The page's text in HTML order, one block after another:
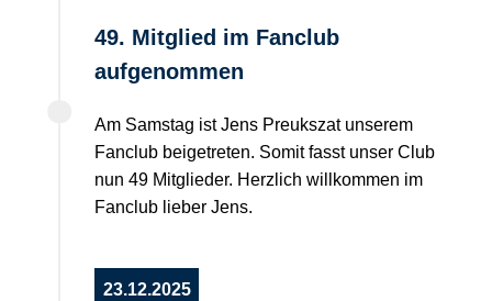
49. Mitglied im Fanclub
aufgenommen
Am Samstag ist Jens Preukszat unserem
Fanclub beigetreten. Somit fasst unser Club
nun 49 Mitglieder. Herzlich willkommen im
Fanclub lieber Jens.
23.12.2025